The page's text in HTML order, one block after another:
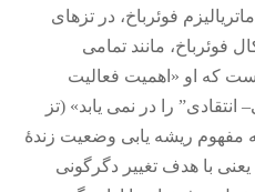
فوئرباخ، در تزهای
فوئرباخ، مانند تمامی
که او « اهمیت فعالیت
– انتقادی” را در نمی یابد» (تز
مفهوم ریشه یابی وضعیت زندۀ
یعنی با هدف تغییر دگرگونی